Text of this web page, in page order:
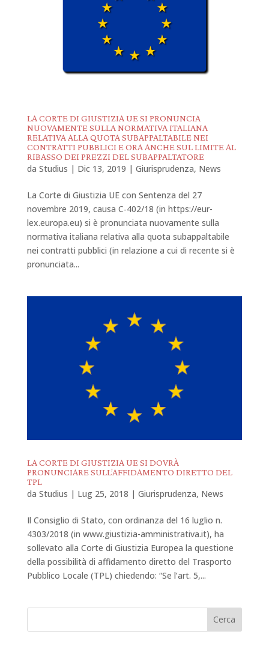
LA CORTE DI GIUSTIZIA UE SI PRONUNCIA
NUOVAMENTE SULLA NORMATIVA ITALIANA
RELATIVA ALLA QUOTA SUBAPPALTABILE NEI
CONTRATTI PUBBLICI E ORA ANCHE SUL LIMITE AL
RIBASSO DEI PREZZI DEL SUBAPPALTATORE
da Studius | Dic 13, 2019 | Giurisprudenza, News
La Corte di Giustizia UE con Sentenza del 27
novembre 2019, causa C‑402/18 (in https://eur-
lex.europa.eu) si è pronunciata nuovamente sulla
normativa italiana relativa alla quota subappaltabile
nei contratti pubblici (in relazione a cui di recente si è
pronunciata...
LA CORTE DI GIUSTIZIA UE SI DOVRÀ
PRONUNCIARE SULL’AFFIDAMENTO DIRETTO DEL
TPL
da Studius | Lug 25, 2018 | Giurisprudenza, News
Il Consiglio di Stato, con ordinanza del 16 luglio n.
4303/2018 (in www.giustizia-amministrativa.it), ha
sollevato alla Corte di Giustizia Europea la questione
della possibilità di affidamento diretto del Trasporto
Pubblico Locale (TPL) chiedendo: “Se l’art. 5,...